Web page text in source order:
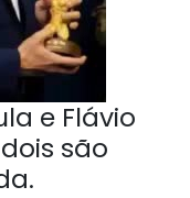
e Flávio
são